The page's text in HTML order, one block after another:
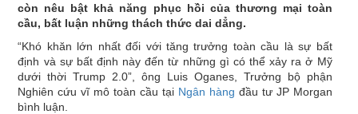
còn nêu bật khả năng phục hồi của thương mại toàn
cầu, bất luận những thách thức dai dẳng.
“Khó khăn lớn nhất đối với tăng trưởng toàn cầu là sự bất
định và sự bất định này đến từ những gì có thể xảy ra ở Mỹ
dưới thời Trump 2.0”, ông Luis Oganes, Trưởng bộ phận
Nghiên cứu vĩ mô toàn cầu tại Ngân hàng đầu tư JP Morgan
bình luận.